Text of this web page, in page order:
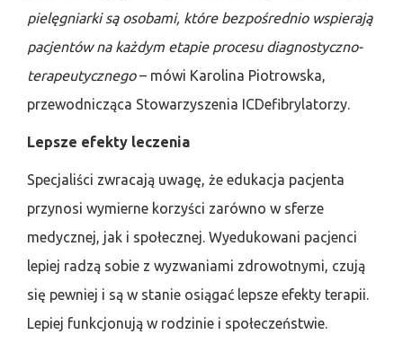
pielęgniarki są osobami, które bezpośrednio wspierają
pacjentów na każdym etapie procesu diagnostyczno-
terapeutycznego– mówi Karolina Piotrowska,
przewodnicząca Stowarzyszenia ICDefibrylatorzy.
Lepsze efekty leczenia
Specjaliści zwracają uwagę, że edukacja pacjenta
przynosi wymierne korzyści zarówno w sferze
medycznej, jak i społecznej. Wyedukowani pacjenci
lepiej radzą sobie z wyzwaniami zdrowotnymi, czują
się pewniej i są w stanie osiągać lepsze efekty terapii.
Lepiej funkcjonują w rodzinie i społeczeństwie.